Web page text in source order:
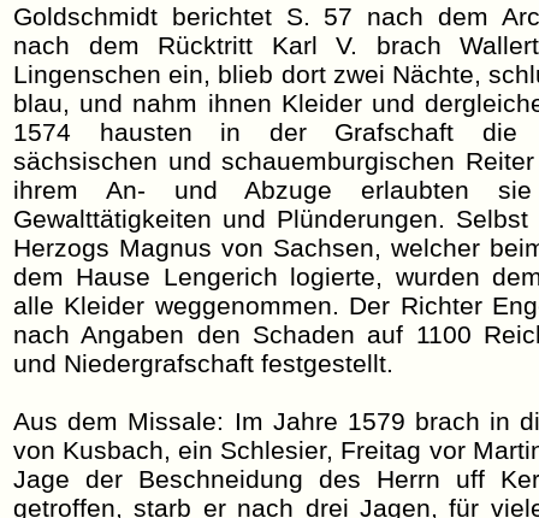
Goldschmidt berichtet S. 57 nach dem
nach dem Rücktritt Karl V. brach
Lingenschen ein, blieb dort zwei Nächte,
blau, und nahm ihnen Kleider und
1574 hausten in der Grafschaft die
sächsischen und schauemburgischen
ihrem An- und Abzuge erlaubten
Gewalttätigkeiten und Plünderungen.
Herzogs Magnus von Sachsen, welcher
dem Hause Lengerich logierte, wurden
alle Kleider weggenommen. Der Richter
nach Angaben den Schaden auf 1100
und Niedergrafschaft festgestellt.
Aus dem Missale: Im Jahre 1579 brach in
von Kusbach, ein Schlesier, Freitag vor
Jage der Beschneidung des Herrn uff
getroffen, starb er nach drei Jagen, für